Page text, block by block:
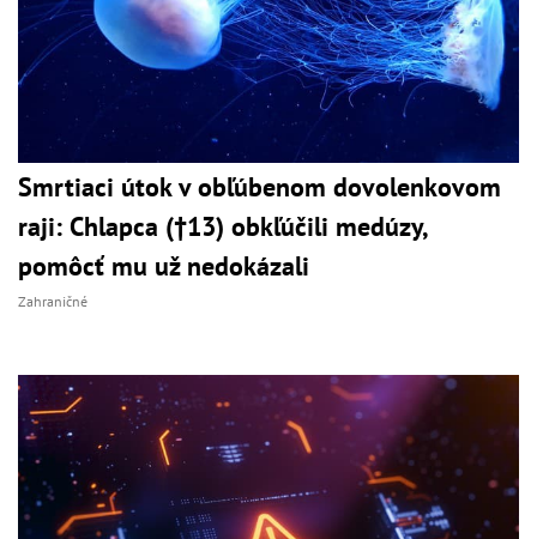
Smrtiaci útok v obľúbenom dovolenkovom
raji: Chlapca (†13) obkľúčili medúzy,
pomôcť mu už nedokázali
Zahraničné